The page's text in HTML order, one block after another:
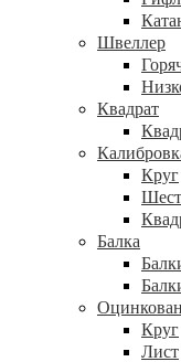
Швеллер
Квадрат
Круг
Балка
Круг
Лист